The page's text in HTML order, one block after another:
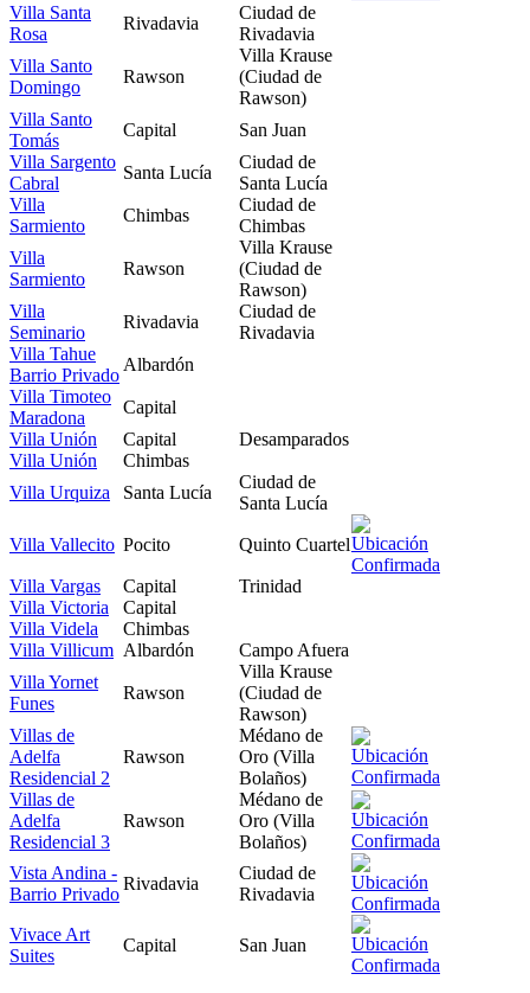
Villa Santa
Rosa
Rivadavia
Ciudad de
Rivadavia
Villa Santo
Domingo
Rawson
Villa Krause
(Ciudad de
Rawson)
Villa Santo
Tomás
Capital
San Juan
Villa Sargento
Cabral
Santa Lucía
Ciudad de
Santa Lucía
Villa
Sarmiento
Chimbas
Ciudad de
Chimbas
Villa
Sarmiento
Rawson
Villa Krause
(Ciudad de
Rawson)
Villa
Seminario
Rivadavia
Ciudad de
Rivadavia
Villa Tahue
Barrio Privado
Albardón
Villa Timoteo
Maradona
Capital
Villa Unión
Capital
Desamparados
Villa Unión
Chimbas
Villa Urquiza
Santa Lucía
Ciudad de
Santa Lucía
Villa Vallecito Pocito Quinto Cuartel
Villa Vargas Capital
Trinidad
Villa Victoria
Capital
Villa Videla
Chimbas
Villa Villicum Albardón
Campo Afuera
Villa Yornet
Funes
Rawson
Villa Krause
(Ciudad de
Rawson)
Villas de
Adelfa
Residencial 2
Rawson
Médano de
Oro (Villa
Bolaños)
Villas de
Adelfa
Residencial 3
Rawson
Médano de
Oro (Villa
Bolaños)
Vista Andina -
Barrio Privado
Rivadavia
Ciudad de
Rivadavia
Vivace Art
Suites
Capital San Juan